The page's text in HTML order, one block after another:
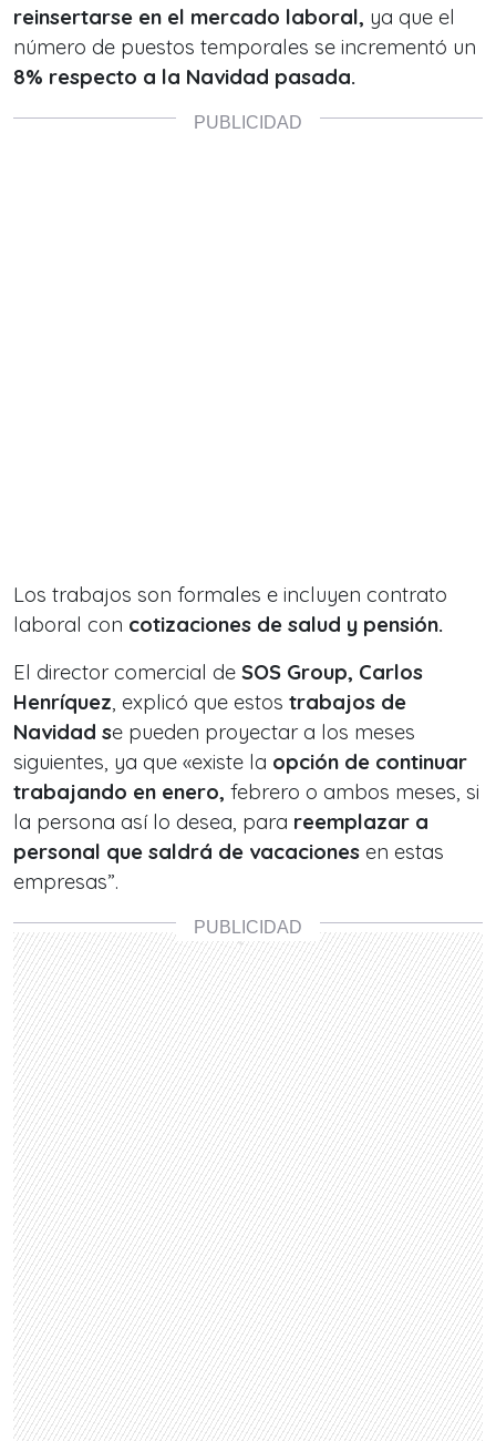
reinsertarse en el mercado laboral, ya que el
número de puestos temporales se incrementó un
8% respecto a la Navidad pasada.
Los trabajos son formales e incluyen contrato
laboral con cotizaciones de salud y pensión.
El director comercial de SOS Group, Carlos
Henríquez, explicó que estos trabajos de
Navidad se pueden proyectar a los meses
siguientes, ya que «existe la opción de continuar
trabajando en enero, febrero o ambos meses, si
la persona así lo desea, para reemplazar a
personal que saldrá de vacaciones en estas
empresas”.